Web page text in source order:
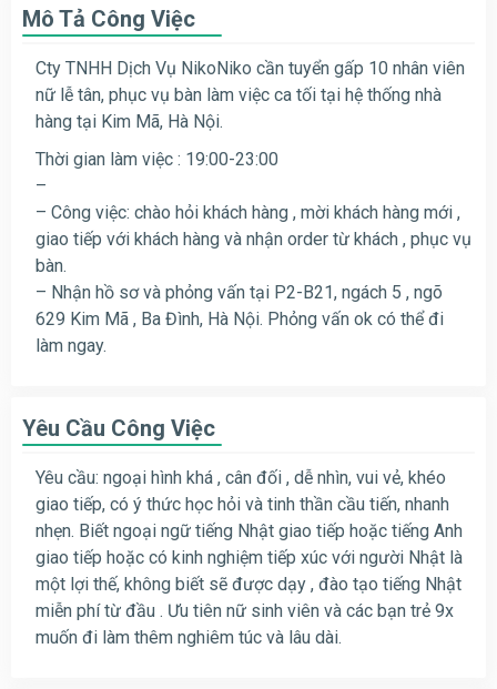
Mô Tả Công Việc
Cty TNHH Dịch Vụ NikoNiko cần tuyển gấp 10 nhân viên
nữ lễ tân, phục vụ bàn làm việc ca tối tại hệ thống nhà
hàng tại Kim Mã, Hà Nội.
Thời gian làm việc : 19:00-23:00
–
– Công việc: chào hỏi khách hàng , mời khách hàng mới ,
giao tiếp với khách hàng và nhận order từ khách , phục vụ
bàn.
– Nhận hồ sơ và phỏng vấn tại P2-B21, ngách 5 , ngõ
629 Kim Mã , Ba Đình, Hà Nội. Phỏng vấn ok có thể đi
làm ngay.
Yêu Cầu Công Việc
Yêu cầu: ngoại hình khá , cân đối , dễ nhìn, vui vẻ, khéo
giao tiếp, có ý thức học hỏi và tinh thần cầu tiến, nhanh
nhẹn. Biết ngoại ngữ tiếng Nhật giao tiếp hoặc tiếng Anh
giao tiếp hoặc có kinh nghiệm tiếp xúc với người Nhật là
một lợi thế, không biết sẽ được dạy , đào tạo tiếng Nhật
miễn phí từ đầu . Ưu tiên nữ sinh viên và các bạn trẻ 9x
muốn đi làm thêm nghiêm túc và lâu dài.